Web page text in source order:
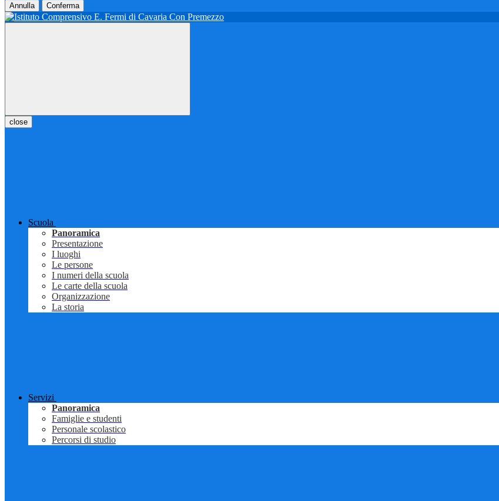
Annulla Conferma
close
Scuola
Panoramica
Presentazione
I luoghi
Le persone
I numeri della scuola
Le carte della scuola
Organizzazione
La storia
Servizi
Panoramica
Famiglie e studenti
Personale scolastico
Percorsi di studio